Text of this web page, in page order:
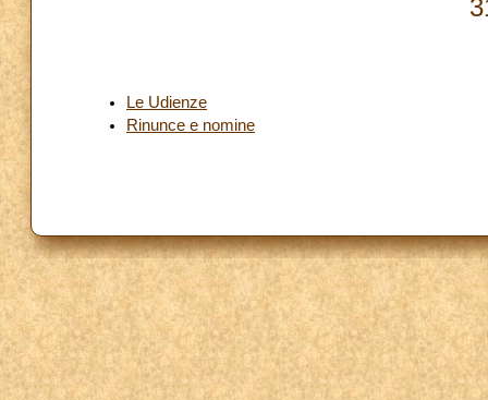
Le Udienze
Rinunce e nomine